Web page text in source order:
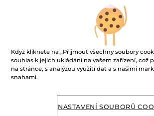
Regenerační tělové
390 ml
★★★★★
★★★★★
hodnocení
PŘIDAT
Když kliknete na „Přijmout všechny soubory
souhlas k jejich ukládání na vašem zařízení, což
na stránce, s analýzou využití dat a s našimi
snahami.
NASTAVENÍ SOUBORŮ